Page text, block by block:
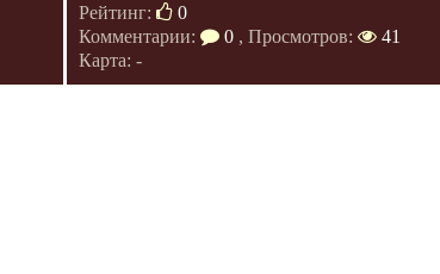
Рейтинг:
0
Комментарии:
0 , Просмотров:
41
Карта: -